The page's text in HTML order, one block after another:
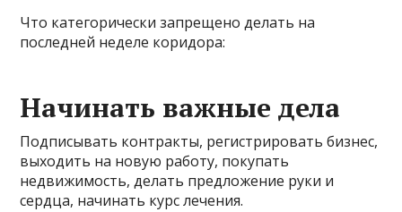
Что категорически запрещено делать на
последней неделе коридора:
Начинать важные дела
Подписывать контракты, регистрировать бизнес,
выходить на новую работу, покупать
недвижимость, делать предложение руки и
сердца, начинать курс лечения.